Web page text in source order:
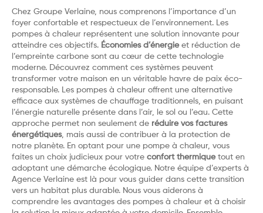
Chez Groupe Verlaine, nous comprenons l’importance d’un
foyer confortable et respectueux de l’environnement. Les
pompes à chaleur représentent une solution innovante pour
atteindre ces objectifs. Économies d’énergieet réduction de
l’empreinte carbone sont au cœur de cette technologie
moderne. Découvrez comment ces systèmes peuvent
transformer votre maison en un véritable havre de paix éco-
responsable. Les pompes à chaleur offrent une alternative
efficace aux systèmes de chauffage traditionnels, en puisant
l’énergie naturelle présente dans l’air, le sol ou l’eau. Cette
approche permet non seulement de réduire vos factures
énergétiques, mais aussi de contribuer à la protection de
notre planète. En optant pour une pompe à chaleur, vous
faites un choix judicieux pour votre confort thermiquetout en
adoptant une démarche écologique. Notre équipe d’experts à
Agence Verlaine est là pour vous guider dans cette transition
vers un habitat plus durable. Nous vous aiderons à
comprendre les avantages des pompes à chaleur et à choisir